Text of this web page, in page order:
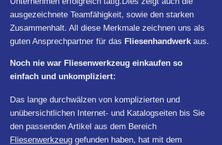
ausgezeichnete Teamfähigkeit, sowie den starken
Zusammenhalt. All diese Merkmale zeichnen uns als
guten Ansprechpartner für das Fliesenhandwerk aus.
Noch nie war Fliesenwerkzeug einkaufen so
einfach und unkompliziert:
Das lange durchwälzen von komplizierten und
unübersichtlichen Internet- und Katalogseiten bis Sie
den passenden Artikel aus dem Bereich
Fliesenwerkzeug gefunden haben, hat mit dem